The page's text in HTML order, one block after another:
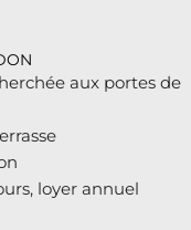
aux portes de
loyer annuel